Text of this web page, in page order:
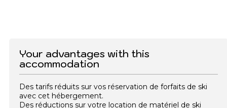
Your advantages with this
accommodation
Des tarifs réduits sur vos réservation de forfaits de ski
avec cet hébergement.
Des réductions sur votre location de matériel de ski